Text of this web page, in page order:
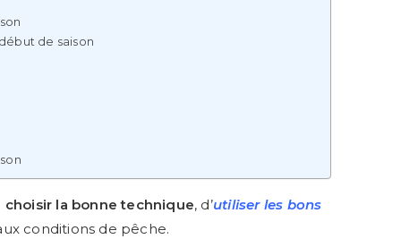
de saison
choisir la bonne technique, d’utiliser les bons
conditions de pêche.